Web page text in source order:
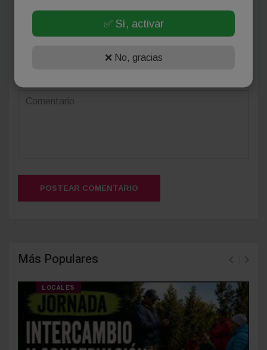
POSTEAR COMENTARIO
Más Populares
LOCALES
✅ Sí, activar
❌ No, gracias